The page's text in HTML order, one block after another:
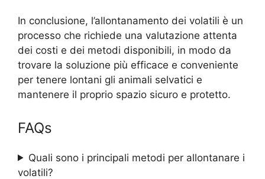
In conclusione, l’allontanamento dei volatili è un
processo che richiede una valutazione attenta
dei costi e dei metodi disponibili, in modo da
trovare la soluzione più efficace e conveniente
per tenere lontani gli animali selvatici e
mantenere il proprio spazio sicuro e protetto.
FAQs
Quali sono i principali metodi per allontanare i
volatili?